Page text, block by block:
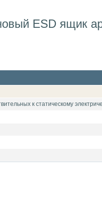
ESD ящик
к статическому